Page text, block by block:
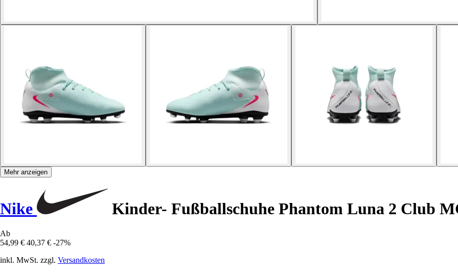
Mehr anzeigen
Nike Kinder- Fußballschuhe Phantom Luna 2 Club
Ab
54,99 € 40,37 € -27%
inkl. MwSt. zzgl. Versandkosten